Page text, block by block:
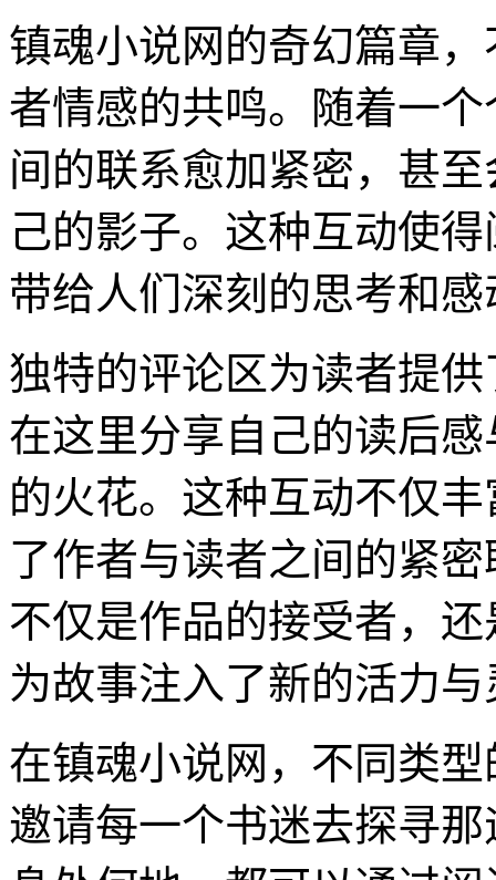
镇魂小说网的奇幻篇章
者情感的共鸣。随着一
间的联系愈加紧密，甚
己的影子。这种互动使
带给人们深刻的思考和感
独特的评论区为读者提
在这里分享自己的读后
的火花。这种互动不仅
了作者与读者之间的紧
不仅是作品的接受者，
为故事注入了新的活力
在镇魂小说网，不同类
邀请每一个书迷去探寻